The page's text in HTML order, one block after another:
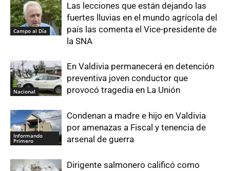
Campo al Día
Las lecciones que están dejando las
fuertes lluvias en el mundo agrícola del
país las comenta el Vice-presidente de
la SNA
Nacional
En Valdivia permanecerá en detención
preventiva joven conductor que
provocó tragedia en La Unión
Informando
Primero
Condenan a madre e hijo en Valdivia
por amenazas a Fiscal y tenencia de
arsenal de guerra
Dirigente salmonero calificó como